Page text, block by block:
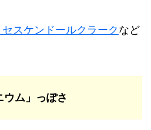
セスケンドールクラークなど
ム」っぽさ